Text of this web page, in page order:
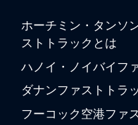
ホーチミン・タンソ
ストトラックとは
ハノイ・ノイバイフ
ダナンファストトラ
フーコック空港ファ